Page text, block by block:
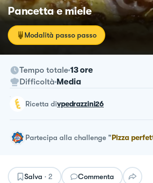
Pancetta e miele
Modalità passo passo
Tempo totale 13 ore
Difficoltà Media
ricetta divpedrazzini26
Partecipa alla challenge "Pizza
Salva · 2 Commenta